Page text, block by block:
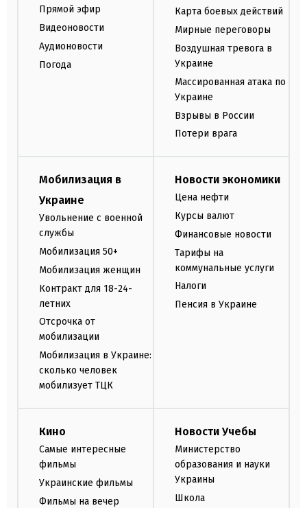
Прямой эфир
Видеоновости
Аудионовости
Погода
Карта боевых действий
Мирные переговоры
Воздушная тревога в
Украине
Массированная атака по
Украине
Взрывы в России
Потери врага
Мобилизация в
Украине
Увольнение с военной
службы
Мобилизация 50+
Мобилизация женщин
Контракт для 18-24-
летних
Отсрочка от
мобилизации
Мобилизация в Украине:
сколько человек
мобилизует ТЦК
Новости экономики
Цена нефти
Курсы валют
Финансовые новости
Тарифы на
коммунальные услуги
Налоги
Пенсия в Украине
Кино
Самые интересные
фильмы
Украинские фильмы
Фильмы на вечер
Новости Учебы
Министерство
образования и науки
Украины
Школа